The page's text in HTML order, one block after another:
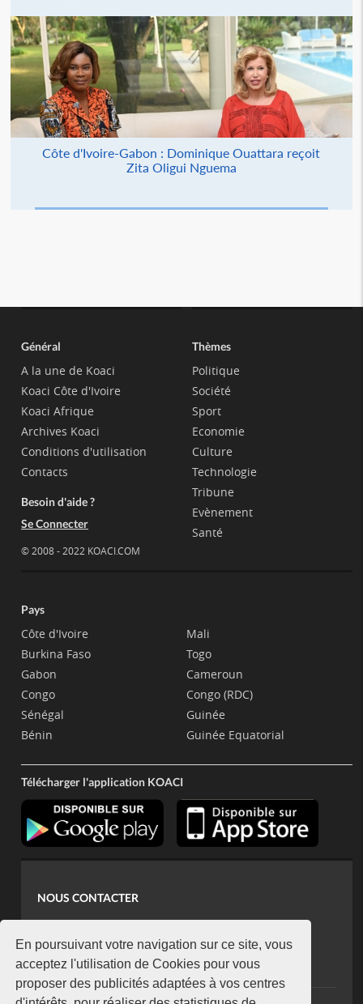
En poursuivant votre navigation sur ce site, vous
acceptez l'utilisation de Cookies pour vous
proposer des publicités adaptées à vos centres
Côte d'Ivoire-Gabon : Dominique Ouattara reçoit
Zita Oligui Nguema
Général
A la une de Koaci
Koaci Côte d'Ivoire
Koaci Afrique
Archives Koaci
Conditions d'utilisation
Contacts
Besoin d'aide ?
Se Connecter
© 2008 - 2022 KOACI.COM
Thèmes
Politique
Société
Sport
Economie
Culture
Technologie
Tribune
Evènement
Santé
Pays
Côte d'Ivoire
Burkina Faso
Gabon
Congo
Sénégal
Bénin
Mali
Togo
Cameroun
Congo (RDC)
Guinée
Guinée Equatorial
Télécharger l'application KOACI
NOUS CONTACTER
koaci@yahoo.fr
+225 07 08 85 52 93